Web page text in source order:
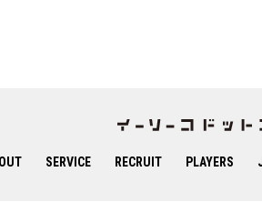
SERVICE RECRUIT PLAYERS